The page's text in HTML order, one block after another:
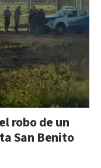
robo de un
San Benito